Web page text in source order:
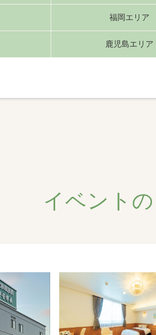
福岡エリア
鹿児島エリア
イベント